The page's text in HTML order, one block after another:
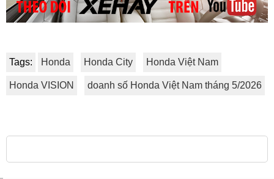
Tags: Honda Honda City Honda Việt Nam
Honda VISION doanh số Honda Việt Nam tháng 5/2026